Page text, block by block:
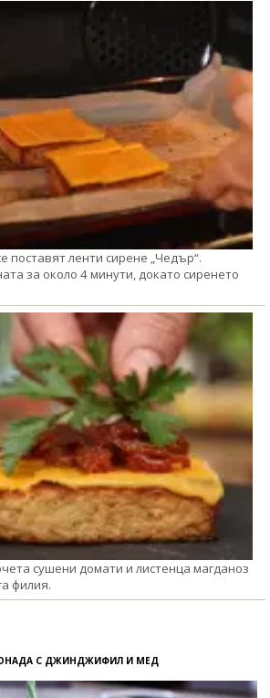
поставят ленти сирене „Чедър“.
за около 4 минути, докато сиренето
сушени домати и листенца магданоз
филия.
С ДЖИНДЖИФИЛ И МЕД